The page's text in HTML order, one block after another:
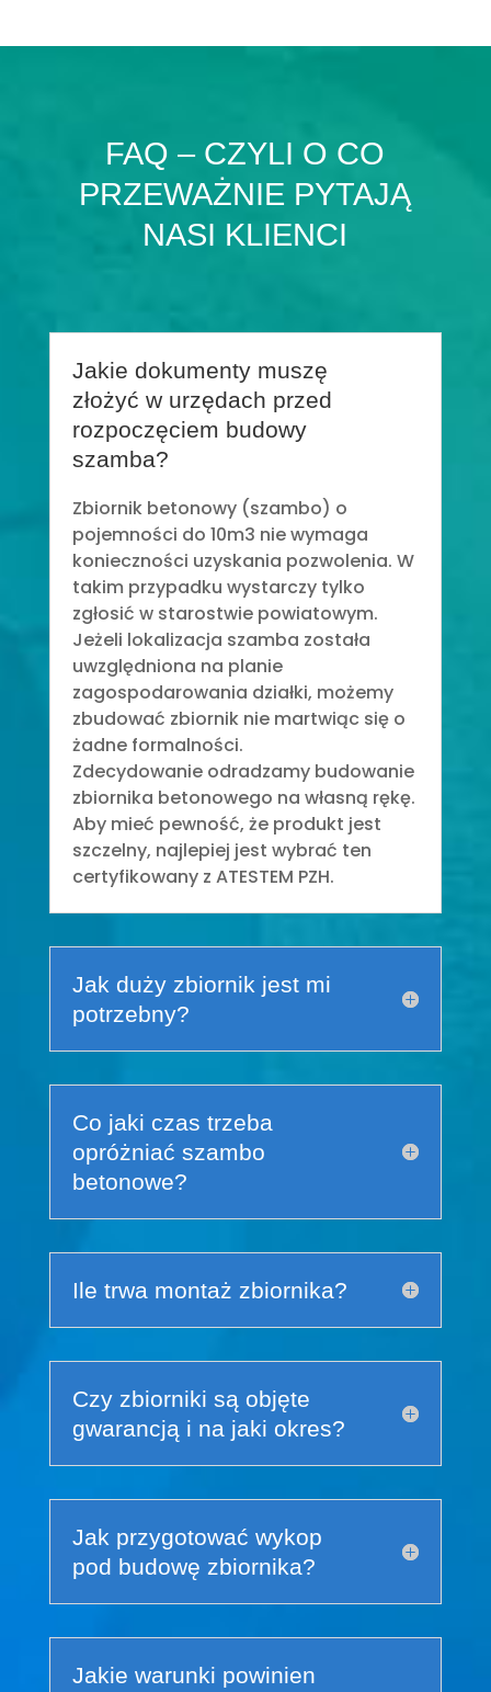
FAQ – CZYLI O CO
PRZEWAŻNIE PYTAJĄ
NASI KLIENCI
Jakie dokumenty muszę
złożyć w urzędach przed
rozpoczęciem budowy
szamba?
Zbiornik betonowy (szambo) o
pojemności do 10m3 nie wymaga
konieczności uzyskania pozwolenia. W
takim przypadku wystarczy tylko
zgłosić w starostwie powiatowym.
Jeżeli lokalizacja szamba została
uwzględniona na planie
zagospodarowania działki, możemy
zbudować zbiornik nie martwiąc się o
żadne formalności.
Zdecydowanie odradzamy budowanie
zbiornika betonowego na własną rękę.
Aby mieć pewność, że produkt jest
szczelny, najlepiej jest wybrać ten
certyfikowany z ATESTEM PZH.
Jak duży zbiornik jest mi
potrzebny?
Co jaki czas trzeba
opróżniać szambo
betonowe?
Ile trwa montaż zbiornika?
Czy zbiorniki są objęte
gwarancją i na jaki okres?
Jak przygotować wykop
pod budowę zbiornika?
Jakie warunki powinien